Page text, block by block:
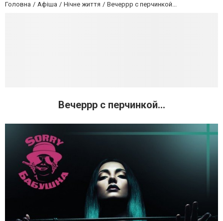
Головна Афіша Нічне життя Вечеррр с перчинкой...
Вечеррр с перчинкой...